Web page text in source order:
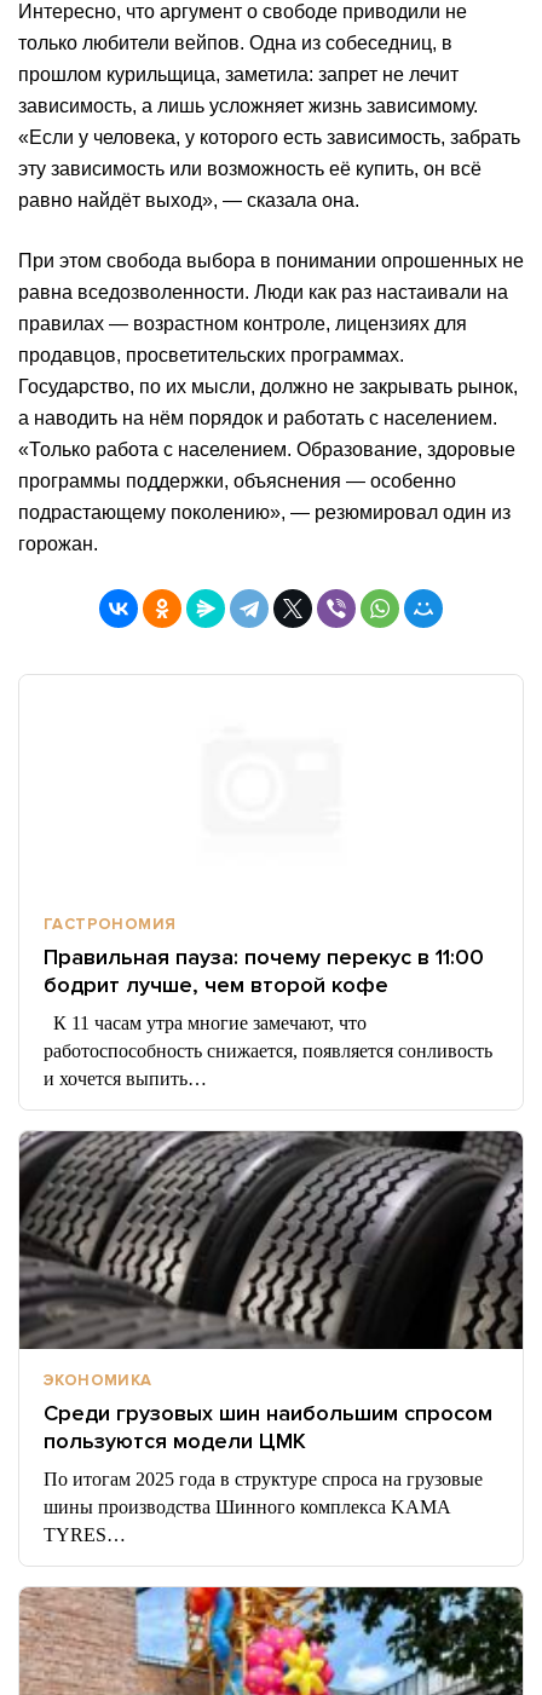
Интересно, что аргумент о свободе приводили не
только любители вейпов. Одна из собеседниц, в
прошлом курильщица, заметила: запрет не лечит
зависимость, а лишь усложняет жизнь зависимому.
«Если у человека, у которого есть зависимость, забрать
эту зависимость или возможность её купить, он всё
равно найдёт выход», — сказала она.
При этом свобода выбора в понимании опрошенных не
равна вседозволенности. Люди как раз настаивали на
правилах — возрастном контроле, лицензиях для
продавцов, просветительских программах.
Государство, по их мысли, должно не закрывать рынок,
а наводить на нём порядок и работать с населением.
«Только работа с населением. Образование, здоровые
программы поддержки, объяснения — особенно
подрастающему поколению», — резюмировал один из
горожан.
ГАСТРОНОМИЯ
Правильная пауза: почему перекус в 11:00
бодрит лучше, чем второй кофе
К 11 часам утра многие замечают, что
работоспособность снижается, появляется сонливость
и хочется выпить…
ЭКОНОМИКА
Среди грузовых шин наибольшим спросом
пользуются модели ЦМК
По итогам 2025 года в структуре спроса на грузовые
шины производства Шинного комплекса KAMA
TYRES…